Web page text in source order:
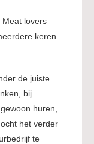
Meat lovers
keren
de juiste
bij
huren,
het verder
te